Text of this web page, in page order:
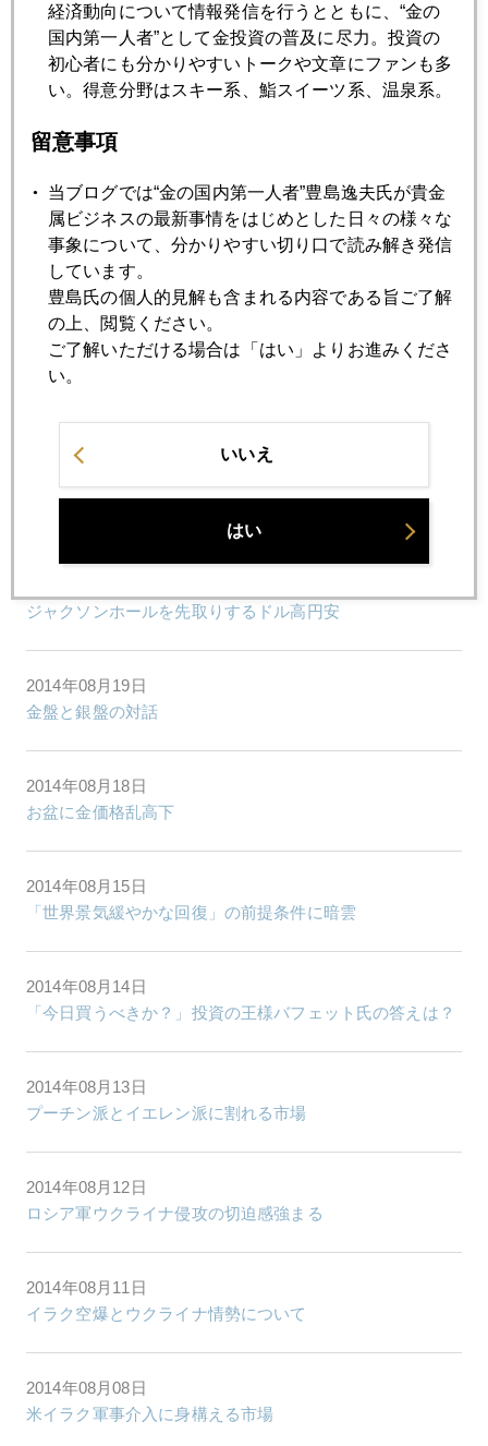
あれから、はや一年
2014年08月27日
2014年08月26日
欧州も量的緩和導入観測強まる
2014年08月25日
それでも根強い米利上げ論
2014年08月22日
2014年08月21日
ジャクソンホールを先取りするドル高円安
2014年08月19日
金盤と銀盤の対話
2014年08月18日
お盆に金価格乱高下
2014年08月15日
「世界景気緩やかな回復」の前提条件に暗雲
2014年08月14日
「今日買うべきか？」投資の王様バフェット氏の答えは？
2014年08月13日
プーチン派とイエレン派に割れる市場
2014年08月12日
ロシア軍ウクライナ侵攻の切迫感強まる
2014年08月11日
イラク空爆とウクライナ情勢について
2014年08月08日
米イラク軍事介入に身構える市場
経済動向について情報発信を行うとともに、“金の
国内第一人者”として金投資の普及に尽力。投資の
初心者にも分かりやすいトークや文章にファンも多
い。得意分野はスキー系、鮨スイーツ系、温泉系。
留意事項
当ブログでは“金の国内第一人者”豊島逸夫氏が貴金
属ビジネスの最新事情をはじめとした日々の様々な
事象について、分かりやすい切り口で読み解き発信
しています。
豊島氏の個人的見解も含まれる内容である旨ご了解
の上、閲覧ください。
ご了解いただける場合は「はい」よりお進みくださ
い。
いいえ
はい